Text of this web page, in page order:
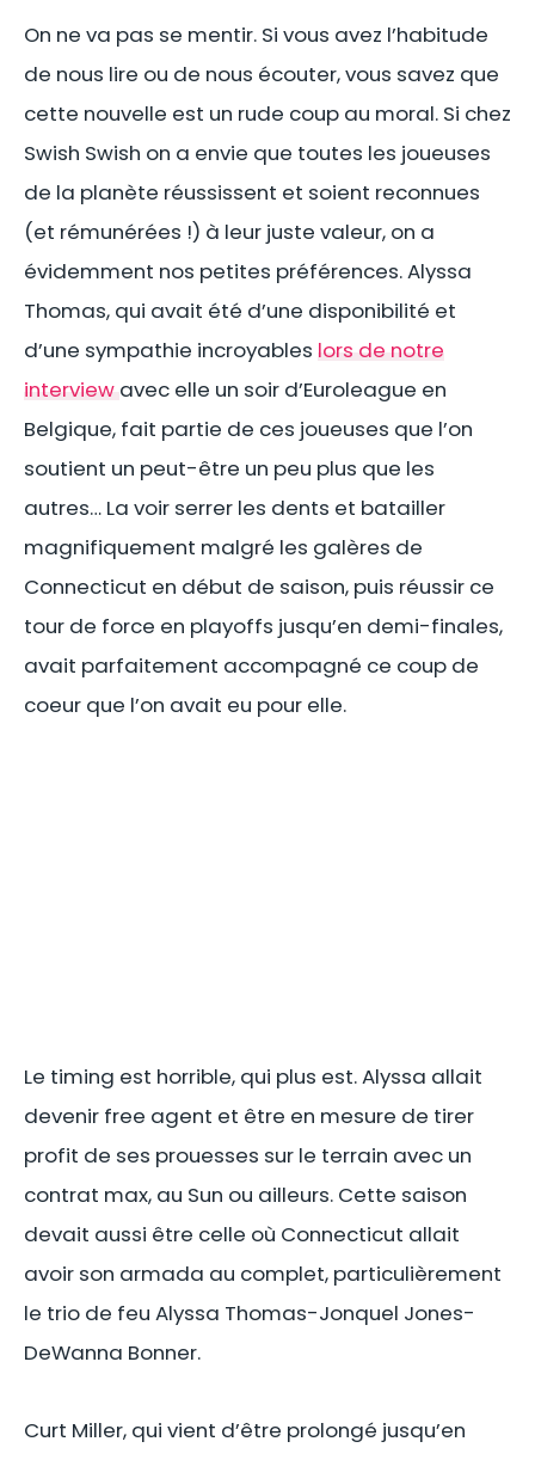
On ne va pas se mentir. Si vous avez l’habitude
de nous lire ou de nous écouter, vous savez que
cette nouvelle est un rude coup au moral. Si chez
Swish Swish on a envie que toutes les joueuses
de la planète réussissent et soient reconnues
(et rémunérées !) à leur juste valeur, on a
évidemment nos petites préférences. Alyssa
Thomas, qui avait été d’une disponibilité et
d’une sympathie incroyables lors de notre
interview avec elle un soir d’Euroleague en
Belgique, fait partie de ces joueuses que l’on
soutient un peut-être un peu plus que les
autres… La voir serrer les dents et batailler
magnifiquement malgré les galères de
Connecticut en début de saison, puis réussir ce
tour de force en playoffs jusqu’en demi-finales,
avait parfaitement accompagné ce coup de
coeur que l’on avait eu pour elle.
Le timing est horrible, qui plus est. Alyssa allait
devenir free agent et être en mesure de tirer
profit de ses prouesses sur le terrain avec un
contrat max, au Sun ou ailleurs. Cette saison
devait aussi être celle où Connecticut allait
avoir son armada au complet, particulièrement
le trio de feu Alyssa Thomas-Jonquel Jones-
DeWanna Bonner.
Curt Miller, qui vient d’être prolongé jusqu’en